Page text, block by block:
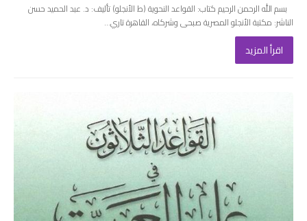
بسم الله الرحمن الرحيم كتاب: القواعد النحوية (ط الأنجلو) تأليف: د. عبد الحميد حسن
الناشر: مكتبة الأنجلو المصرية صبحى وشركاه، القاهرة تاري...
اقرأ المزيد